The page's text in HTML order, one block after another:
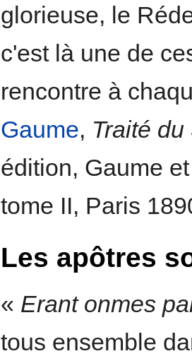
glorieuse, le
c'est là une de
rencontre à
Gaume, Traité
édition, Gaume
tome II, Paris
Les apôtres
« Erant onmes
tous ensemble